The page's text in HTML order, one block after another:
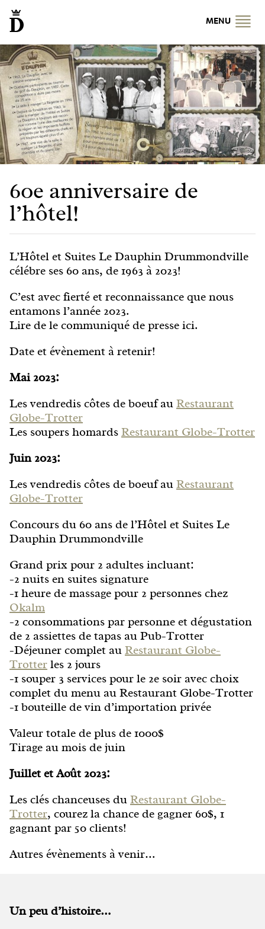
MENU
60e anniversaire de
l’hôtel!
L’Hôtel et Suites Le Dauphin Drummondville
célébre ses 60 ans, de 1963 à 2023!
C’est avec fierté et reconnaissance que nous
entamons l’année 2023.
Lire de le communiqué de presse ici.
Date et évènement à retenir!
Mai 2023:
Les vendredis côtes de boeuf au Restaurant
Globe-Trotter
Les soupers homards Restaurant Globe-Trotter
Juin 2023:
Les vendredis côtes de boeuf au Restaurant
Globe-Trotter
Concours du 60 ans de l’Hôtel et Suites Le
Dauphin Drummondville
Grand prix pour 2 adultes incluant:
-2 nuits en suites signature
-1 heure de massage pour 2 personnes chez
Okalm
-2 consommations par personne et dégustation
de 2 assiettes de tapas au Pub-Trotter
-Déjeuner complet au Restaurant Globe-
Trotter les 2 jours
-1 souper 3 services pour le 2e soir avec choix
complet du menu au Restaurant Globe-Trotter
-1 bouteille de vin d’importation privée
Valeur totale de plus de 1000$
Tirage au mois de juin
Juillet et Août 2023:
Les clés chanceuses du Restaurant Globe-
Trotter, courez la chance de gagner 60$, 1
gagnant par 50 clients!
Autres évènements à venir…
Un peu d’histoire…